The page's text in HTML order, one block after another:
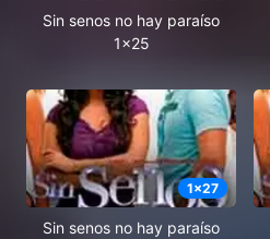
Sin senos no hay paraíso
1x25
1x27
Sin senos no hay paraíso